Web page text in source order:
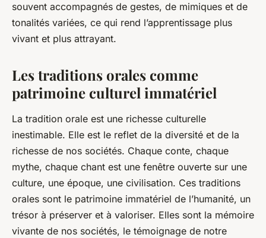
souvent accompagnés de gestes, de mimiques et de
tonalités variées, ce qui rend l’apprentissage plus
vivant et plus attrayant.
Les traditions orales comme
patrimoine culturel immatériel
La tradition orale est une richesse culturelle
inestimable. Elle est le reflet de la diversité et de la
richesse de nos sociétés. Chaque conte, chaque
mythe, chaque chant est une fenêtre ouverte sur une
culture, une époque, une civilisation. Ces traditions
orales sont le patrimoine immatériel de l’humanité, un
trésor à préserver et à valoriser. Elles sont la mémoire
vivante de nos sociétés, le témoignage de notre